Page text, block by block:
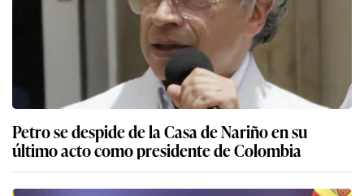
Petro se despide de la Casa de Nariño en su
último acto como presidente de Colombia